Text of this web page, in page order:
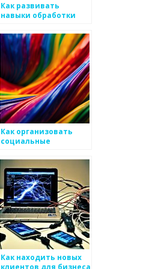
Как развивать
навыки обработки
Как организовать
социальные
сообщества
металлоизделий
Как находить новых
клиентов для бизнеса